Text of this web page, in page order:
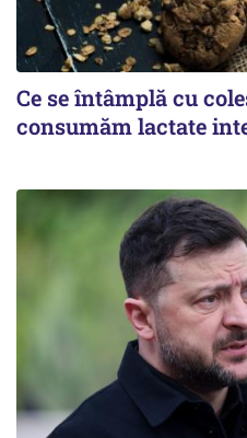
Ce se întâmplă cu
consumăm lactate